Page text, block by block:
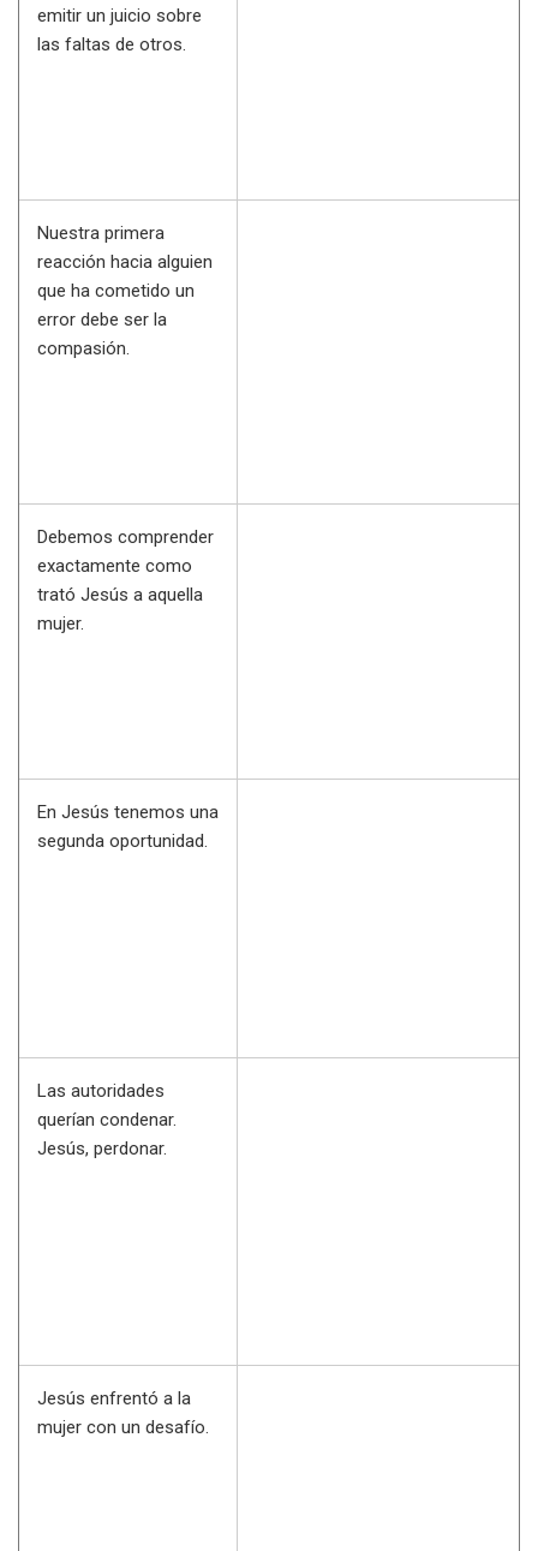
emitir un juicio sobre
las faltas de otros.
Nuestra primera
reacción hacia alguien
que ha cometido un
error debe ser la
compasión.
Debemos comprender
exactamente como
trató Jesús a aquella
mujer.
En Jesús tenemos una
segunda oportunidad.
Las autoridades
querían condenar.
Jesús, perdonar.
Jesús enfrentó a la
mujer con un desafío.